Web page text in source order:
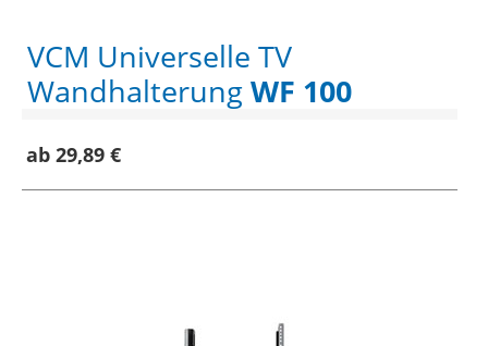
VCM Universelle TV
WandhalterungWF 100
ab 29,89 €